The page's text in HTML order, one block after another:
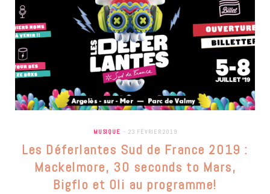
MUSIQUE 23 FÉVRIER 2019
Les Déferlantes Sud de France 2019 :
Mackelmore, 30 seconds to Mars,
Bigflo et Oli au programme!